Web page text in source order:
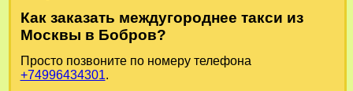
Как заказать междугороднее такси из
Москвы в Бобров?
Просто позвоните по номеру телефона
+74996434301.